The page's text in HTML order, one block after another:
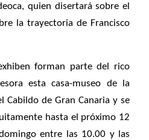
quien disertará sobre el
la trayectoria de Francisco
forman parte del rico
esta casa-museo de la
Cabildo de Gran Canaria y se
hasta el próximo 12
entre las 10.00 y las